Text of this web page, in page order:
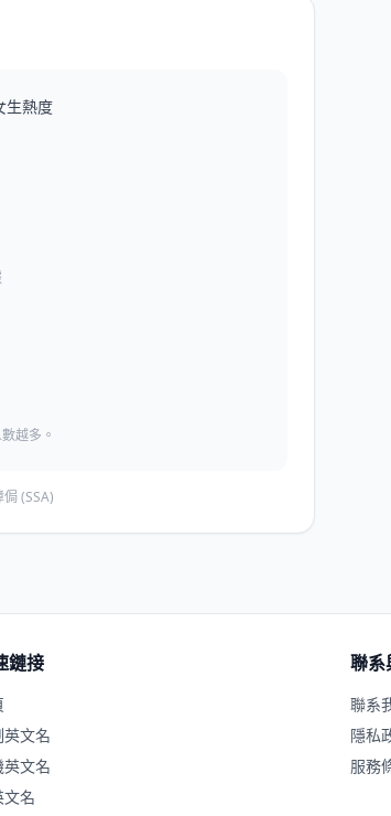
生熱度
越多。
(SSA)
鏈接
英文名
英文名
文名
聯系
聯系
隱私
服務